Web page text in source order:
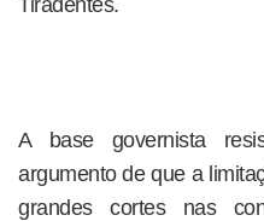
Tiradentes.
A base governista
argumento de que a
grandes cortes nas